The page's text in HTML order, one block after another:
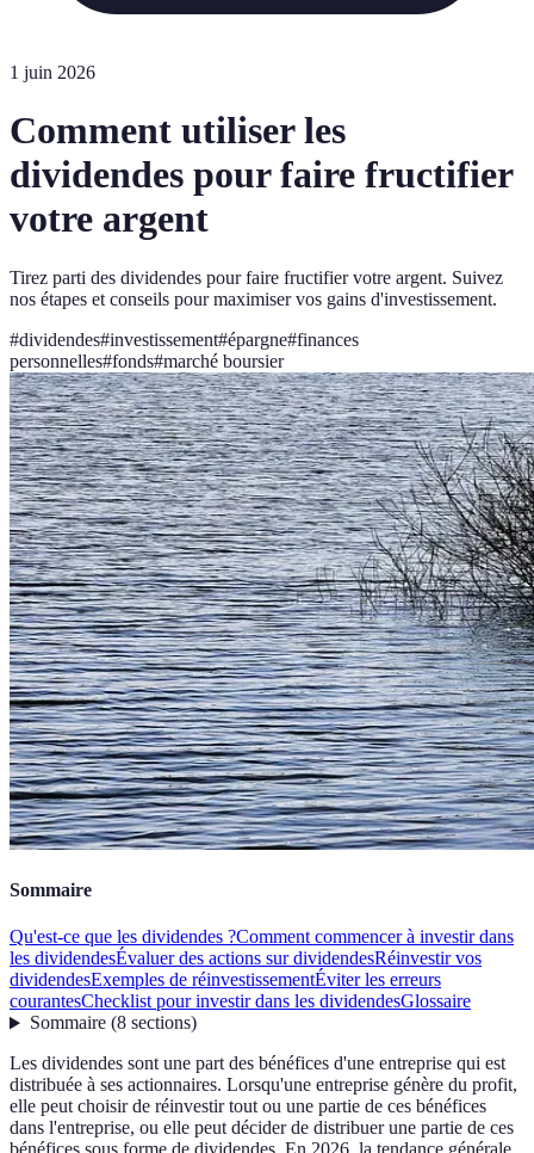
1 juin 2026
Comment utiliser les
dividendes pour faire fructifier
votre argent
Tirez parti des dividendes pour faire fructifier votre argent. Suivez
nos étapes et conseils pour maximiser vos gains d'investissement.
#dividendes#investissement#épargne#finances
personnelles#fonds#marché boursier
Sommaire
Qu'est-ce que les dividendes ?Comment commencer à investir dans
les dividendesÉvaluer des actions sur dividendesRéinvestir vos
dividendesExemples de réinvestissementÉviter les erreurs
courantesChecklist pour investir dans les dividendesGlossaire
Sommaire(8 sections)
Les dividendes sont une part des bénéfices d'une entreprise qui est
distribuée à ses actionnaires. Lorsqu'une entreprise génère du profit,
elle peut choisir de réinvestir tout ou une partie de ces bénéfices
dans l'entreprise, ou elle peut décider de distribuer une partie de ces